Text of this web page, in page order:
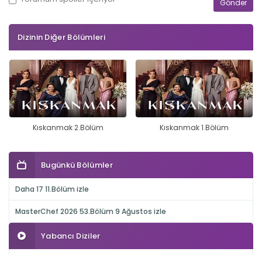
Dizinin Diğer Bölümleri
Kıskanmak 2.Bölüm Kıskanmak 1.Bölüm
Bugünkü Bölümler
Daha 17 11.Bölüm izle
MasterChef 2026 53.Bölüm 9 Ağustos izle
Yabancı Diziler